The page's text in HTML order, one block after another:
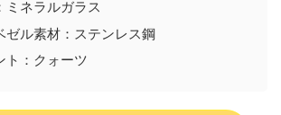
ミネラルガラス
ゼル素材：ステンレス鋼
ト：クォーツ